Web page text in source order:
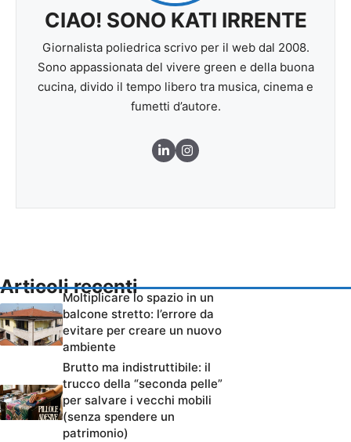
CIAO! SONO KATI IRRENTE
Giornalista poliedrica scrivo per il web dal 2008.
Sono appassionata del vivere green e della buona
cucina, divido il tempo libero tra musica, cinema e
fumetti d’autore.
Articoli recenti
Moltiplicare lo spazio in un
balcone stretto: l’errore da
evitare per creare un nuovo
ambiente
Brutto ma indistruttibile: il
trucco della “seconda pelle”
per salvare i vecchi mobili
(senza spendere un
patrimonio)